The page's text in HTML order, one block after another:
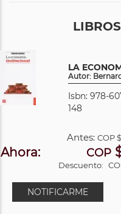
LA
Autor:
Isbn: 978-
148
Antes: COP
Ahora: COP
Descuento:
NOTIFICARME